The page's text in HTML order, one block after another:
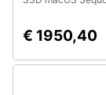
€ 1950,40